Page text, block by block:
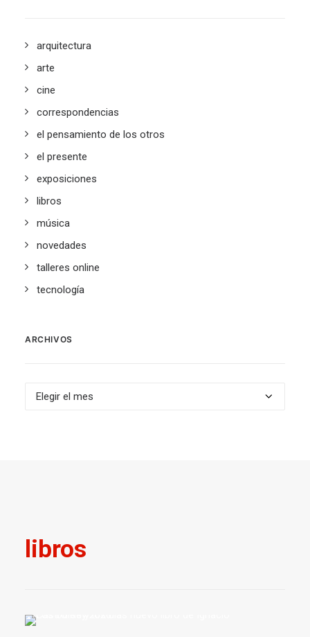
arquitectura
arte
cine
correspondencias
el pensamiento de los otros
el presente
exposiciones
libros
música
novedades
talleres online
tecnología
ARCHIVOS
Archivos
libros